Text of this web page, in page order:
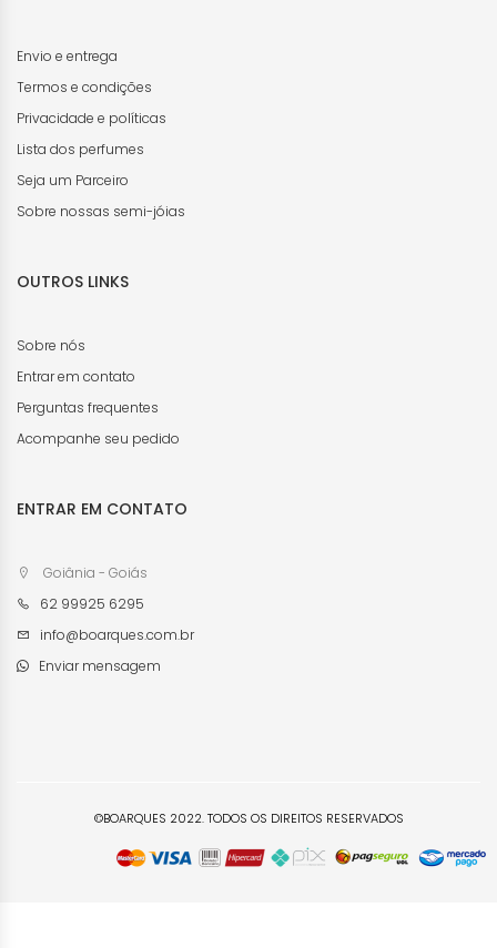
Envio e entrega
Termos e condições
Privacidade e políticas
Lista dos perfumes
Seja um Parceiro
Sobre nossas semi-jóias
OUTROS LINKS
Sobre nós
Entrar em contato
Perguntas frequentes
Acompanhe seu pedido
ENTRAR EM CONTATO
Goiânia - Goiás
62 99925 6295
info@boarques.com.br
Enviar mensagem
©BOARQUES 2022. TODOS OS DIREITOS RESERVADOS